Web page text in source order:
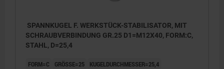
SPANNKUGEL F. WERKSTÜCK-STABILISATOR, MIT
SCHRAUBVERBINDUNG GR.25 D1=M12X40, FORM:C,
STAHL, D=25,4
FORM=C GRÖSSE=25
KUGELDURCHMESSER=25,4